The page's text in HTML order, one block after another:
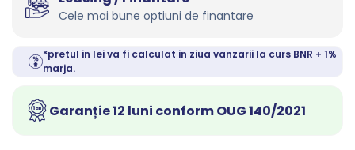
Cele mai bune optiuni de finantare
*pretul in lei va fi calculat in ziua vanzarii la curs BNR + 1%
marja.
Garanție 12 luni conform OUG 140/2021